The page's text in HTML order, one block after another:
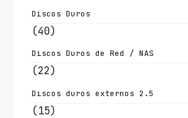
Discos Duros
(40)
Discos Duros de Red / NAS
(22)
Discos duros externos 2.5
(15)